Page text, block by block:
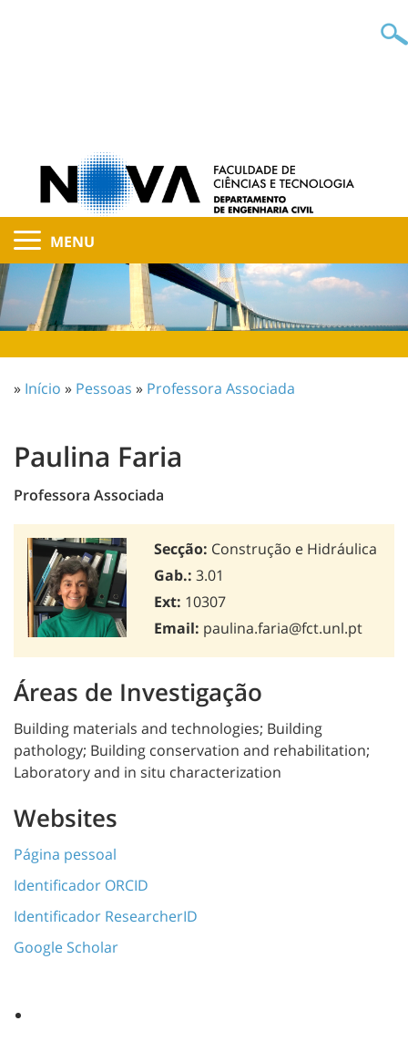
MENU
» Início » Pessoas » Professora Associada
Paulina Faria
Professora Associada
Secção: Construção e Hidráulica
Gab.: 3.01
Ext: 10307
Email: paulina.faria@fct.unl.pt
Áreas de Investigação
Building materials and technologies; Building
pathology; Building conservation and rehabilitation;
Laboratory and in situ characterization
Websites
Página pessoal
Identificador ORCID
Identificador ResearcherID
Google Scholar